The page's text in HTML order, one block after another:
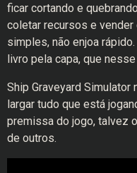
ficar cortando e
coletar recursos e
simples, não enjoa
livro pela capa, que
Ship Graveyard Simulator
largar tudo que está
premissa do jogo, talvez
de outros.